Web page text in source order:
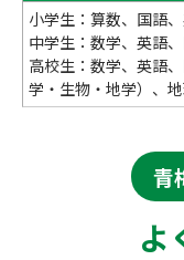
小学生：算数、国語、
中学生：数学、英語
高校生：数学、英語
学・生物・地学）、
青
よ